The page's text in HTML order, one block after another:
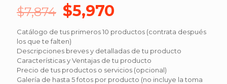
$7,874 El
precio
original
era:
$7,874.
$5,970
precio
actual
es:
$5,970.
Catálogo de tus primeros 10 productos (contrata después
los que te falten)
Descripciones breves y detalladas de tu producto
Características y Ventajas de tu producto
Precio de tus productos o servicios (opcional)
Galería de hasta 5 fotos por producto (no incluye la toma